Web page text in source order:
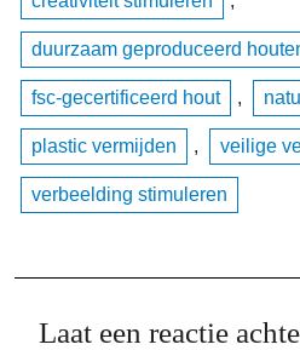
duurzaam geproduceerd
fsc-gecertificeerd hout ,
plastic vermijden , veilige
verbeelding stimuleren
Laat een reactie